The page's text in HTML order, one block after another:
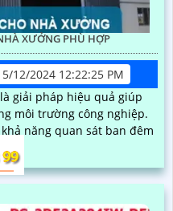
XƯỞNG PHÙ HỢP
5/12/2024 12:22:25 PM
giải pháp hiệu quả giúp
môi trường công nghiệp.
năng quan sát ban đêm